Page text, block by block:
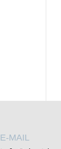
E-MAIL